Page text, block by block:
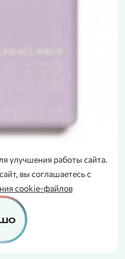
Шампунь для
В ПОДАРОК
улучшения работы сайта.
вы соглашаетесь с
cookie-файлов